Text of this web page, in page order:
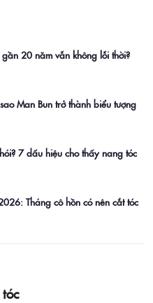
gần 20 năm vẫn không lỗi thời?
Man Bun trở thành biểu tượng
7 dấu hiệu cho thấy nang tóc
Tháng cô hồn có nên cắt tóc